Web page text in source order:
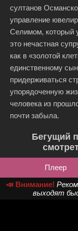
султанов
управление
Селимом, который
это нечастная
как в «золотой
единственному
придерживаться
упорядоченную
человека из
почти забыла.
Бегущий
Плеер
📣 Внимание!
выходят